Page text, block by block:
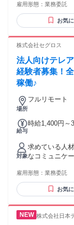
ある方 PCの基
こんな方にぴ
リモートでも
宅・リモート
いる方
雇用形態： 業務委託
お気
株式会社セグロス
法人向けテレ
経験者募集！
稼働♪
場所
フルリモート
給与
時給1,400円～
対象
求めている人
なコミュニケ
【歓迎条件】
Slack操作経験
leadを使用し
迎 ・ブランク
40代・50代の中高年・
雇用形態： 業務委託
お気
株式会社日本